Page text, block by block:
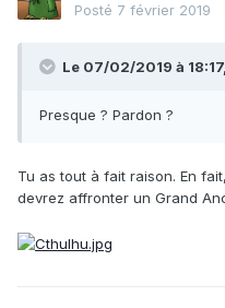
Posté 7 février 2019
Le 07/02/2019 à 18:17,
Presque ? Pardon ?
Tu as tout à fait raison. En
devrez affronter un Grand